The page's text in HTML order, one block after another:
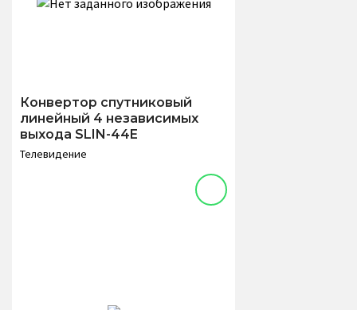
Конвертор спутниковый
линейный 4 независимых
выхода SLIN-44E
Телевидение